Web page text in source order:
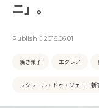
ニ」。
Publish： 2016.06.01
焼き菓子 エクレア
レクレール・ドゥ・ジェニ 新